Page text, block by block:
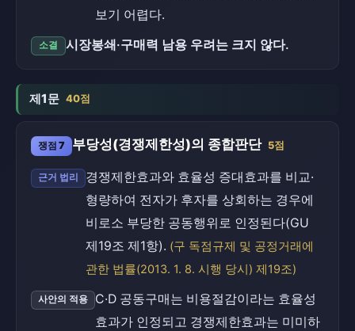
보기 어렵다.
소결 시장봉쇄·구매력 남용 우려는 크지 않다.
제1문 40점
쟁점 7 부당성(경쟁제한성)의 종합판단 5점
근거 법리
경쟁제한효과와 효율성 증대효과를 비교·
형량하여 전자가 후자를 상회하는 경우에
비로소 부당한 공동행위로 인정된다(GU
제19조 제1항). (구 독점규제 및 공정거래에
관한 법률(2013. 1. 8. 시행 당시) 제19조)
사안의 적용
C·D 공동구매는 비용절감이라는 효율성
효과가 인정되고 경쟁제한효과는 미미하